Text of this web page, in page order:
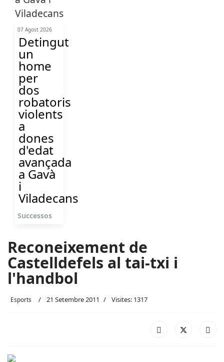
07 Agost 2026
Detingut
un
home
per
dos
robatoris
violents
a
dones
d'edat
avançada
a Gavà
i
Viladecans
Successos
Reconeixement de
Castelldefels al tai-txi i
l'handbol
Esports 21 Setembre 2011 Visites: 1317